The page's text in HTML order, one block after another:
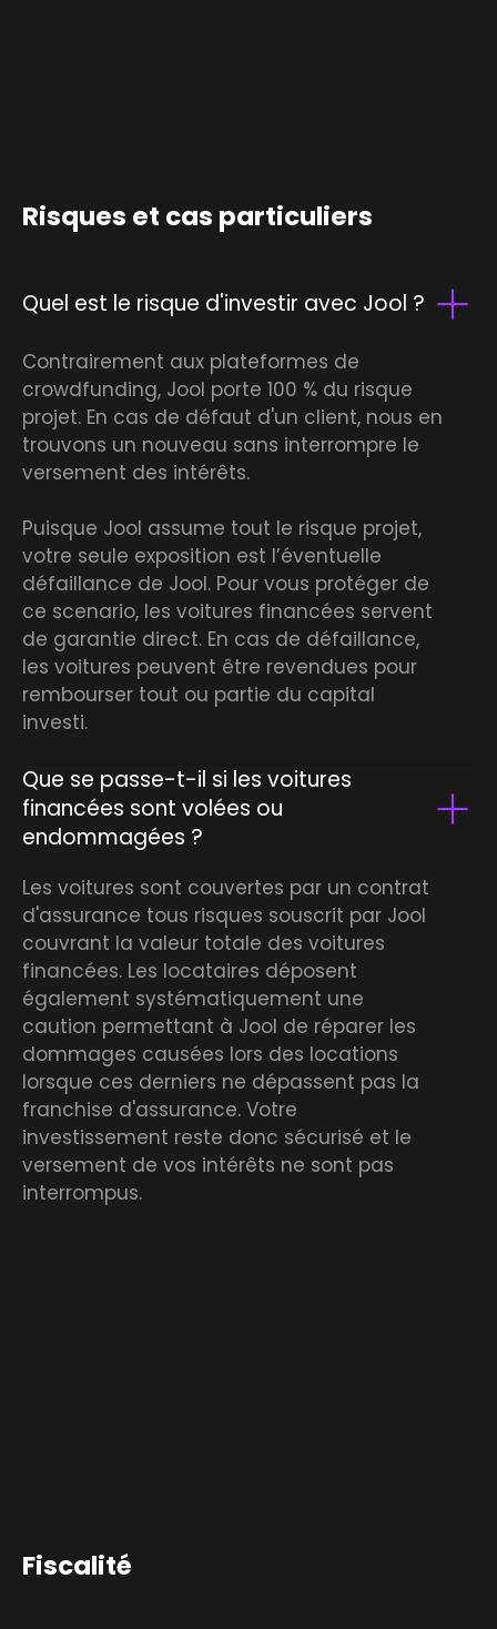
Risques et cas particuliers
Quel est le risque d'investir avec Jool ?
Contrairement aux plateformes de
crowdfunding, Jool porte 100 % du risque
projet. En cas de défaut d'un client, nous en
trouvons un nouveau sans interrompre le
versement des intérêts.
Puisque Jool assume tout le risque projet,
votre seule exposition est l’éventuelle
défaillance de Jool. Pour vous protéger de
ce scenario, les voitures financées servent
de garantie direct. En cas de défaillance,
les voitures peuvent être revendues pour
rembourser tout ou partie du capital
investi.
Que se passe-t-il si les voitures
financées sont volées ou
endommagées ?
Les voitures sont couvertes par un contrat
d'assurance tous risques souscrit par Jool
couvrant la valeur totale des voitures
financées. Les locataires déposent
également systématiquement une
caution permettant à Jool de réparer les
dommages causées lors des locations
lorsque ces derniers ne dépassent pas la
franchise d'assurance. Votre
investissement reste donc sécurisé et le
versement de vos intérêts ne sont pas
interrompus.
Fiscalité